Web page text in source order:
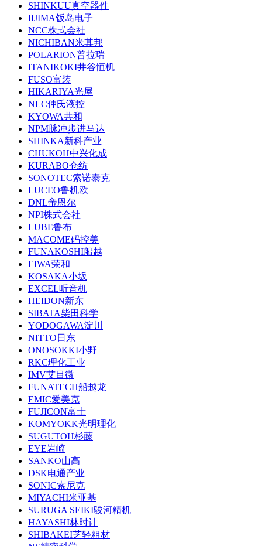
SHINKUU真空器件
IIJIMA饭岛电子
NCC株式会社
NICHIBAN米其邦
POLARION普拉瑞
ITANIKOKI井谷恒机
FUSO富装
HIKARIYA光屋
NLC仲氏液控
KYOWA共和
NPM脉冲步进马达
SHINKA新科产业
CHUKOH中兴化成
KURABO仓纺
SONOTEC索诺泰克
LUCEO鲁机欧
DNL帝恩尔
NPI株式会社
LUBE鲁布
MACOME码控美
FUNAKOSHI船越
EIWA荣和
KOSAKA小坂
EXCEL听音机
HEIDON新东
SIBATA柴田科学
YODOGAWA淀川
NITTO日东
ONOSOKKI小野
RKC理化工业
IMV艾目微
FUNATECH船越龙
EMIC爱美克
FUJICON富士
KOMYOKK光明理化
SUGUTOH杉藤
EYE岩崎
SANKO山高
DSK电通产业
SONIC索尼克
MIYACHI米亚基
SURUGA SEIKI骏河精机
HAYASHI林时计
SHIBAKEI芝轻粗材